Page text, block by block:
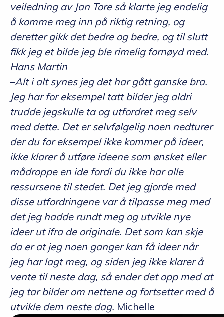
veiledning av Jan Tore så klarte jeg endelig
å komme meg inn på riktig retning, og
deretter gikk det bedre og bedre, og til slutt
fikk jeg et bilde jeg ble rimelig fornøyd med.
Hans Martin
–Alt i alt synes jeg det har gått ganske bra.
Jeg har for eksempel tatt bilder jeg aldri
trudde jegskulle ta og utfordret meg selv
med dette. Det er selvfølgelig noen nedturer
der du for eksempel ikke kommer på ideer,
ikke klarer å utføre ideene som ønsket eller
mådroppe en ide fordi du ikke har alle
ressursene til stedet. Det jeg gjorde med
disse utfordringene var å tilpasse meg med
det jeg hadde rundt meg og utvikle nye
ideer ut ifra de originale. Det som kan skje
da er at jeg noen ganger kan få ideer når
jeg har lagt meg, og siden jeg ikke klarer å
vente til neste dag, så ender det opp med at
jeg tar bilder om nettene og fortsetter med å
utvikle dem neste dag. Michelle